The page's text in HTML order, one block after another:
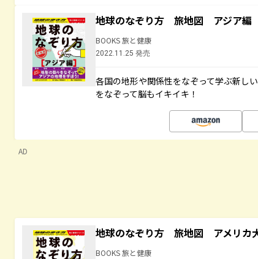
地球のなぞり方 旅地図 アジア編
BOOKS 旅と健康
2022.11.25 発売
各国の地形や関係性をなぞって学ぶ新し
をなぞって脳もイキイキ！
AD
地球のなぞり方 旅地図 アメリカ
BOOKS 旅と健康